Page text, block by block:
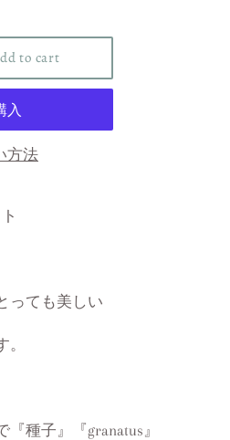
to cart
方法
っても美しい
種子』『granatus』